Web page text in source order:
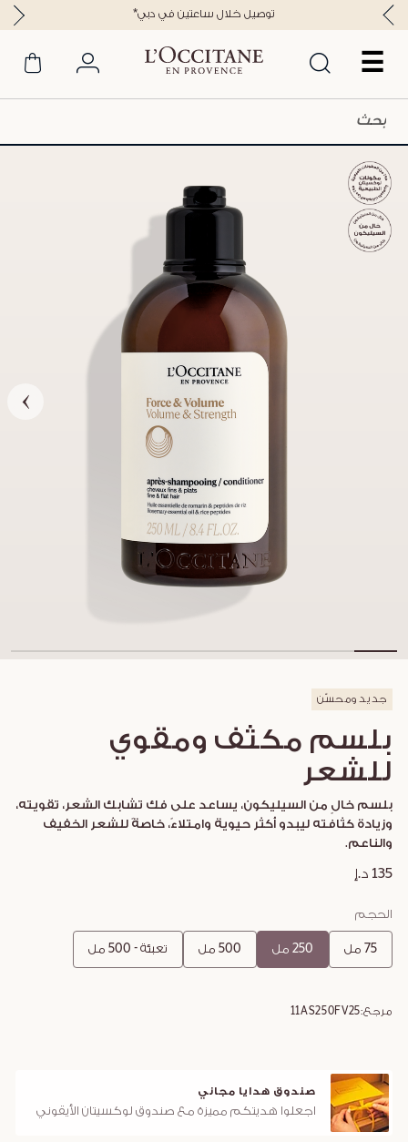
☰
*توصيل خلال ساعتين في دبي
جديد ومحسّن
بلسم مكثف ومقوي
للشعر
بلسم خالٍ من السيليكون، يساعد على فك تشابك الشعر، تقويته،
وزيادة كثافته ليبدو أكثر حيوية وامتلاءً، خاصةً للشعر الخفيف
والناعم.
135 د.إ
الحجم
75 مل 250 مل 500 مل تعبئة - 500 مل
مرجع:11AS250FV25
صندوق هدايا مجاني
اجعلوا هديتكم مميزة مع صندوق لوكسيتان الأيقوني